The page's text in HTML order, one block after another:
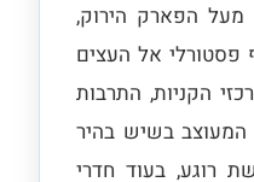
הפארק הירוק,
פסטורלי אל העצים
הקניות, התרבות
המעוצב בשיש בהיר
רוגע, בעוד חדרי